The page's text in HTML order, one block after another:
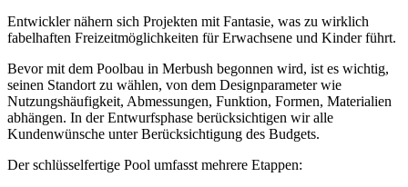
Entwickler nähern sich Projekten mit Fantasie, was zu wirklich
fabelhaften Freizeitmöglichkeiten für Erwachsene und Kinder führt.
Bevor mit dem Poolbau in Merbush begonnen wird, ist es wichtig,
seinen Standort zu wählen, von dem Designparameter wie
Nutzungshäufigkeit, Abmessungen, Funktion, Formen, Materialien
abhängen. In der Entwurfsphase berücksichtigen wir alle
Kundenwünsche unter Berücksichtigung des Budgets.
Der schlüsselfertige Pool umfasst mehrere Etappen: